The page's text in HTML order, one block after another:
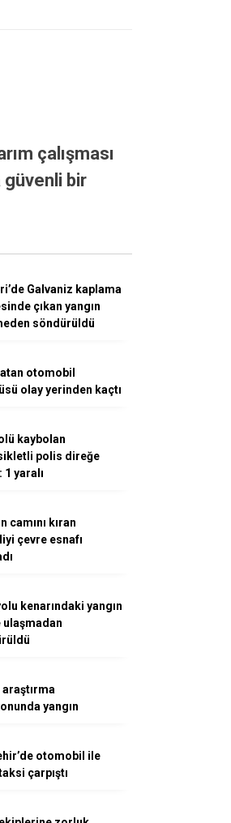
çalışması
güvenli bir
Galvaniz kaplama
çıkan yangın
söndürüldü
otomobil
olay yerinden kaçtı
kaybolan
polis direğe
1 yaralı
camını kıran
çevre esnafı
kenarındaki yangın
ulaşmadan
araştırma
yangın
otomobil ile
çarpıştı